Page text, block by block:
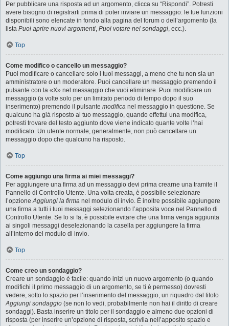
Per pubblicare una risposta ad un argomento, clicca su “Rispondi”. Potresti
avere bisogno di registrarti prima di poter inviare un messaggio: le tue funzioni
disponibili sono elencate in fondo alla pagina del forum o dell’argomento (la
lista Puoi aprire nuovi argomenti, Puoi votare nei sondaggi, ecc.).
Top
Come modifico o cancello un messaggio?
Puoi modificare o cancellare solo i tuoi messaggi, a meno che tu non sia un
amministratore o un moderatore. Puoi cancellare un messaggio premendo il
pulsante con la «X» nel messaggio che vuoi eliminare. Puoi modificare un
messaggio (a volte solo per un limitato periodo di tempo dopo il suo
inserimento) premendo il pulsante modifica nel messaggio in questione. Se
qualcuno ha già risposto al tuo messaggio, quando effettui una modifica,
potresti trovare del testo aggiunto dove viene indicato quante volte l’hai
modificato. Un utente normale, generalmente, non può cancellare un
messaggio dopo che qualcuno ha risposto.
Top
Come aggiungo una firma ai miei messaggi?
Per aggiungere una firma ad un messaggio devi prima crearne una tramite il
Pannello di Controllo Utente. Una volta creata, è possibile selezionare
l’opzioneAggiungi la firma nel modulo di invio. È inoltre possibile aggiungere
una firma a tutti i tuoi messaggi selezionando l’apposita voce nel Pannello di
Controllo Utente. Se lo si fa, è possibile evitare che una firma venga aggiunta
ai singoli messaggi deselezionando la casella per aggiungere la firma
all’interno del modulo di invio.
Top
Come creo un sondaggio?
Creare un sondaggio è facile: quando inizi un nuovo argomento (o quando
modifichi il primo messaggio di un argomento, se ti è permesso) dovresti
vedere, sotto lo spazio per l’inserimento del messaggio, un riquadro dal titolo
Aggiungi sondaggio (se non lo vedi, probabilmente non hai il diritto di creare
sondaggi). Basta inserire un titolo per il sondaggio e almeno due opzioni di
risposta (per inserire un’opzione di risposta, scrivila nell’apposito spazio e